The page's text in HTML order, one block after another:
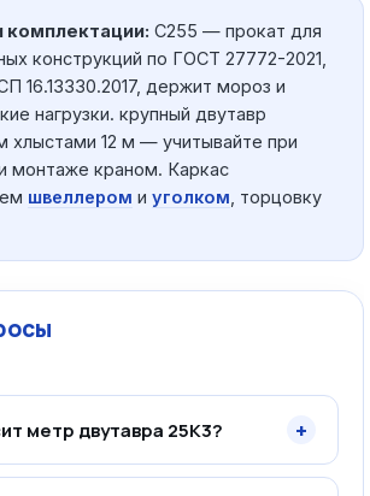
комплектации: С255 — прокат для
конструкций по ГОСТ 27772-2021,
16.13330.2017, держит мороз и
нагрузки. крупный двутавр
хлыстами 12 м — учитывайте при
монтаже краном. Каркас
швеллером и уголком , торцовку
метр двутавра 25К3? +